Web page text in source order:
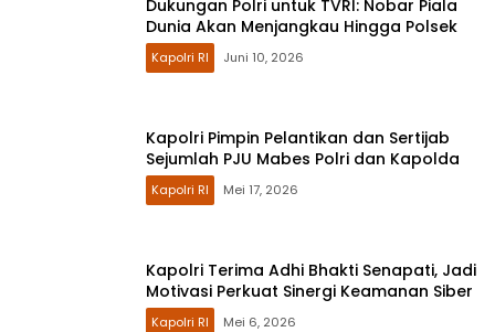
Dukungan Polri untuk TVRI: Nobar Piala
Dunia Akan Menjangkau Hingga Polsek
Kapolri RI Juni 10, 2026
Kapolri Pimpin Pelantikan dan Sertijab
Sejumlah PJU Mabes Polri dan Kapolda
Kapolri RI Mei 17, 2026
Kapolri Terima Adhi Bhakti Senapati, Jadi
Motivasi Perkuat Sinergi Keamanan Siber
Kapolri RI Mei 6, 2026